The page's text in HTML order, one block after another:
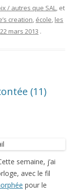
/ autres que SAL, et
creation, école, les
22 mars 2013 .
(11)
semaine, j’ai
avec le fil
pour le